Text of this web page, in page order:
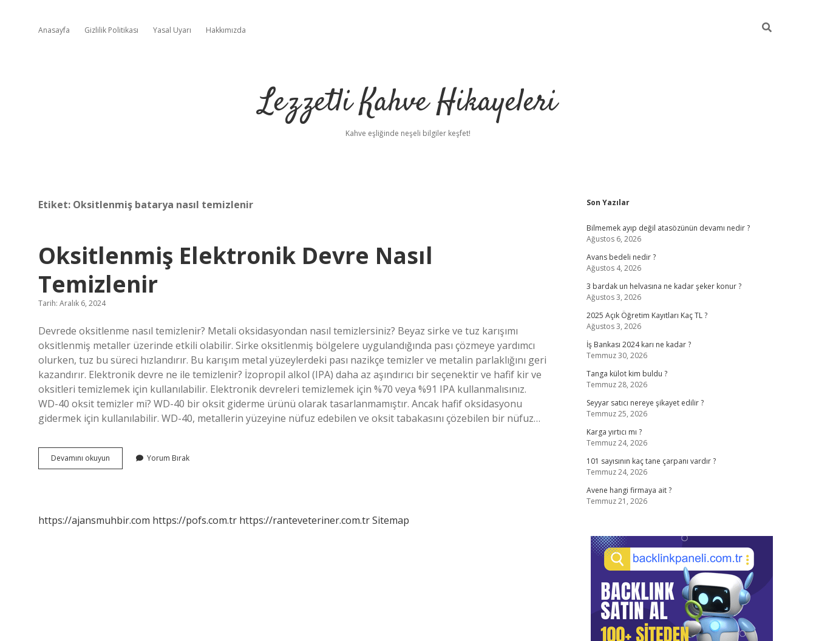
Anasayfa Gizlilik Politikası Yasal Uyarı Hakkımızda
Lezzetli Kahve Hikayeleri
Kahve eşliğinde neşeli bilgiler keşfet!
Etiket: Oksitlenmiş batarya nasıl temizlenir
Oksitlenmiş Elektronik Devre Nasıl
Temizlenir
Tarih: Aralık 6, 2024
Devrede oksitlenme nasıl temizlenir? Metali oksidasyondan nasıl temizlersiniz? Beyaz sirke ve tuz karışımı
oksitlenmiş metaller üzerinde etkili olabilir. Sirke oksitlenmiş bölgelere uygulandığında pası çözmeye yardımcı
olurken, tuz bu süreci hızlandırır. Bu karışım metal yüzeylerdeki pası nazikçe temizler ve metalin parlaklığını geri
kazandırır. Elektronik devre ne ile temizlenir? İzopropil alkol (IPA) daha az aşındırıcı bir seçenektir ve hafif kir ve
oksitleri temizlemek için kullanılabilir. Elektronik devreleri temizlemek için %70 veya %91 IPA kullanmalısınız.
WD-40 oksit temizler mi? WD-40 bir oksit giderme ürünü olarak tasarlanmamıştır. Ancak hafif oksidasyonu
gidermek için kullanılabilir. WD-40, metallerin yüzeyine nüfuz edebilen ve oksit tabakasını çözebilen bir nüfuz…
Devamını okuyun Oksitlenmiş
Elektronik
Yorum Bırak
https://ajansmuhbir.com https://pofs.com.tr https://ranteveteriner.com.trSitemap
Sidebar
Son Yazılar
Bilmemek ayıp değil atasözünün devamı nedir ?
Ağustos 6, 2026
Avans bedeli nedir ?
Ağustos 4, 2026
3 bardak un helvasına ne kadar şeker konur ?
Ağustos 3, 2026
2025 Açık Öğretim Kayıtları Kaç TL ?
Ağustos 3, 2026
İş Bankası 2024 karı ne kadar ?
Temmuz 30, 2026
Tanga külot kim buldu ?
Temmuz 28, 2026
Seyyar satıcı nereye şikayet edilir ?
Temmuz 25, 2026
Karga yırtıcı mı ?
Temmuz 24, 2026
101 sayısının kaç tane çarpanı vardır ?
Temmuz 24, 2026
Avene hangi firmaya ait ?
Temmuz 21, 2026